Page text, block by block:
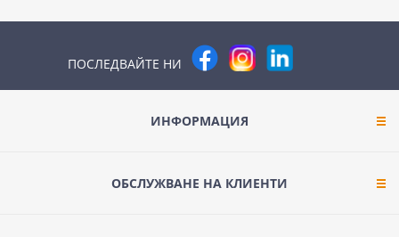
ПОСЛЕДВАЙТЕ НИ
ИНФОРМАЦИЯ
ОБСЛУЖВАНЕ НА КЛИЕНТИ